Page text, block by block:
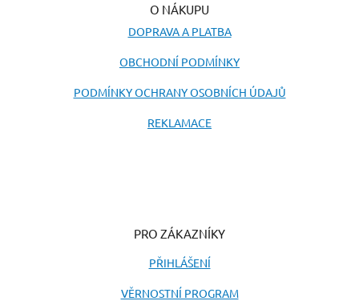
O NÁKUPU
DOPRAVA A PLATBA
OBCHODNÍ PODMÍNKY
PODMÍNKY OCHRANY OSOBNÍCH ÚDAJŮ
REKLAMACE
PRO ZÁKAZNÍKY
PŘIHLÁŠENÍ
VĚRNOSTNÍ PROGRAM